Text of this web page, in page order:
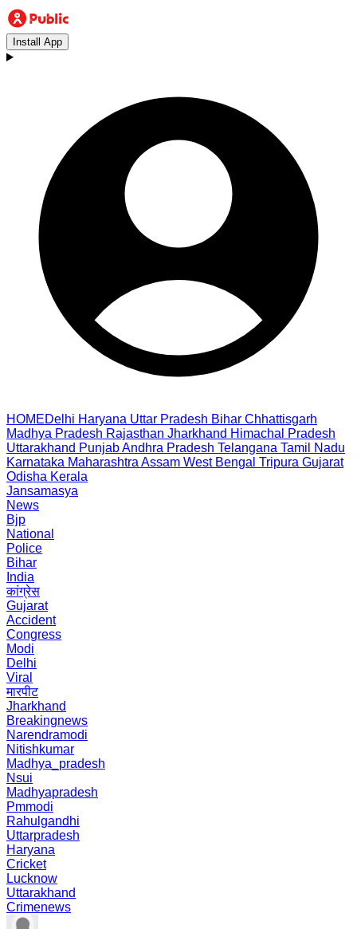
Install App
HOMEDelhi Haryana Uttar Pradesh Bihar Chhattisgarh
Madhya Pradesh Rajasthan Jharkhand Himachal Pradesh
Uttarakhand PunjabAndhra Pradesh Telangana Tamil Nadu
Karnataka Maharashtra Assam West Bengal Tripura Gujarat
Odisha Kerala
Jansamasya
News
Bjp
National
Police
Bihar
India
कांग्रेस
Gujarat
Accident
Congress
Modi
Delhi
Viral
मारपीट
Jharkhand
Breakingnews
Narendramodi
Nitishkumar
Madhya_pradesh
Nsui
Madhyapradesh
Pmmodi
Rahulgandhi
Uttarpradesh
Haryana
Cricket
Lucknow
Uttarakhand
Crimenews